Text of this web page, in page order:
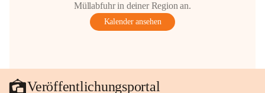
Müllabfuhr in deiner Region an.
Kalender ansehen
Veröffentlichungsportal